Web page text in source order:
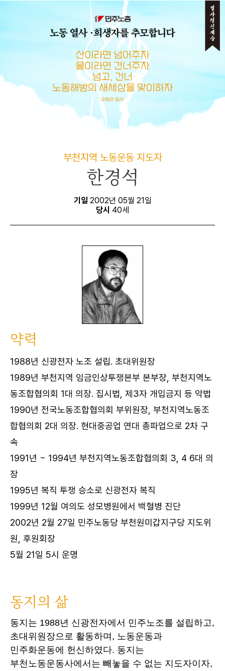
메뉴 건너뛰기
부천지역 노동운동 지도자
한경석
기일 2002년 05월 21일
당시 40세
약력
1988년 신광전자 노조 설립. 초대위원장
1989년 부천지역 임금인상투쟁본부 본부장, 부천지역노
동조합협의회 1대 의장. 집시법, 제3자 개입금지 등 악법
1990년 전국노동조합협의회 부위원장, 부천지역노동조
합협의회 2대 의장. 현대중공업 연대 총파업으로 2차 구
속
1991년 ~ 1994년 부천지역노동조합협의회 3, 4 6대 의
장
1995년 복직 투쟁 승소로 신광전자 복직
1999년 12월 여의도 성모병원에서 백혈병 진단
2002년 2월 27일 민주노동당 부천원미갑지구당 지도위
원, 후원회장
5월 21일 5시 운명
동지의 삶
동지는 1988년 신광전자에서 민주노조를 설립하고,
초대위원장으로 활동하며, 노동운동과
민주화운동에 헌신하였다. 동지는
부천노동운동사에서는 빼놓을 수 없는 지도자이자,